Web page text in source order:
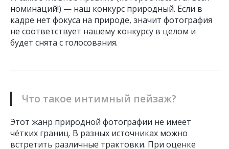
номинаций!) — наш конкурс природный. Если в
кадре нет фокуса на природе, значит фотография
не соответствует нашему конкурсу в целом и
будет снята с голосования.
Что такое интимный пейзаж?
Этот жанр природной фотографии не имеет
чётких границ. В разных источниках можно
встретить различные трактовки. При оценке